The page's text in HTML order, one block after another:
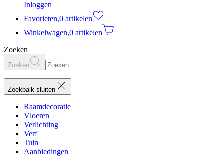
Inloggen
Favorieten,0 artikelen
Winkelwagen,0 artikelen
Zoeken
Zoeken
Zoekbalk sluiten
Raamdecoratie
Vloeren
Verlichting
Verf
Tuin
Aanbiedingen